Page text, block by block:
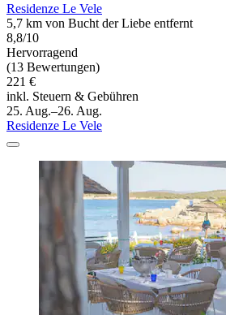
Residenze Le Vele
5,7 km von Bucht der Liebe entfernt
8,8/10
Hervorragend
(13 Bewertungen)
221 €
inkl. Steuern & Gebühren
25. Aug.–26. Aug.
Residenze Le Vele